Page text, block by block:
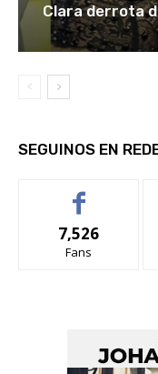
Clara derrota
SEGUINOS EN
7,526
Fans